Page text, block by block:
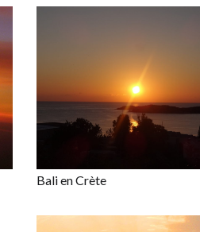
Bali en Crète